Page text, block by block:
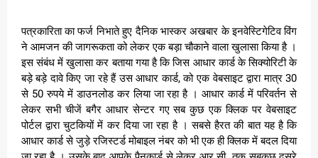
पत्रकारिता का फर्ज निभाते हुए दैनिक भास्कर अखबार के इनवेस्टिगेटिव विंग
ने आमजन की जागरूकता को लेकर एक बड़ा चौकाने वाला खुलासा किया है ।
इस संबंध में खुलासा कर बताया गया है कि जिस आधार कार्ड के सिक्योरिटी के
बड़े बड़े दावे किए जा रहे हैं उस आधार कार्ड, को एक वेबसाइट द्वारा मात्र 30
से 50 रुपये में डाउनलोड कर लिया जा रहा है । आधार कार्ड में परिवर्तन से
लेकर सभी चीजें बगैर आधार सेन्टर गए सब कुछ एक क्लिक पर वेबसाइट
पोर्टल द्वारा चुटकियों में कर दिया जा रहा है । सबसे हैरत की बात यह है कि
आधार कार्ड से जुड़े रजिस्टर्ड मोबाइल नंबर को भी एक ही क्लिक में बदल दिया